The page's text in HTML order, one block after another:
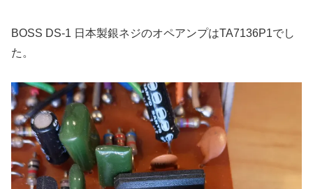
BOSS DS-1 日本製銀ネジのオペアンプはTA7136P1でし
た。